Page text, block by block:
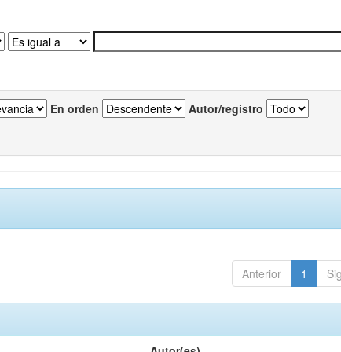
En orden Autor/registro
Anterior 1